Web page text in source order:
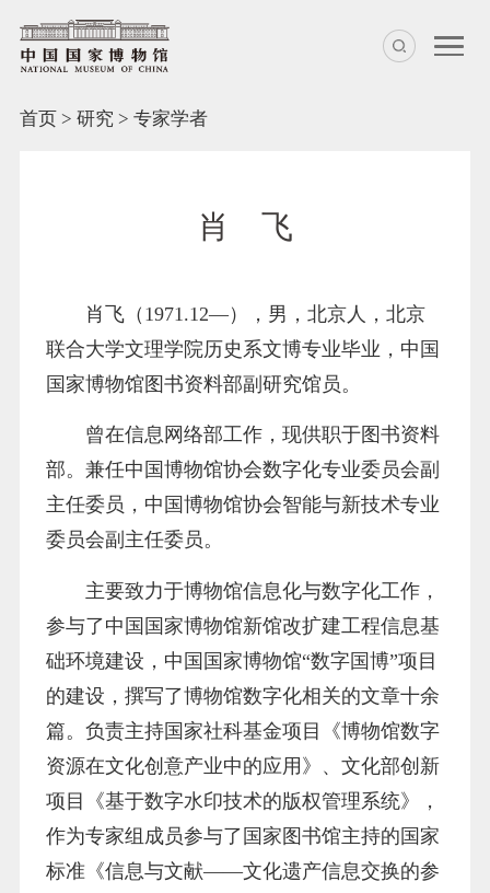
首页> 研究 > 专家学者
肖 飞
肖飞（1971.12—），男，北京人，北京
联合大学文理学院历史系文博专业毕业，中国
国家博物馆图书资料部副研究馆员。
曾在信息网络部工作，现供职于图书资料
部。兼任中国博物馆协会数字化专业委员会副
主任委员，中国博物馆协会智能与新技术专业
委员会副主任委员。
主要致力于博物馆信息化与数字化工作，
参与了中国国家博物馆新馆改扩建工程信息基
础环境建设，中国国家博物馆“数字国博”项目
的建设，撰写了博物馆数字化相关的文章十余
篇。负责主持国家社科基金项目《博物馆数字
资源在文化创意产业中的应用》、文化部创新
项目《基于数字水印技术的版权管理系统》，
作为专家组成员参与了国家图书馆主持的国家
标准《信息与文献——文化遗产信息交换的参